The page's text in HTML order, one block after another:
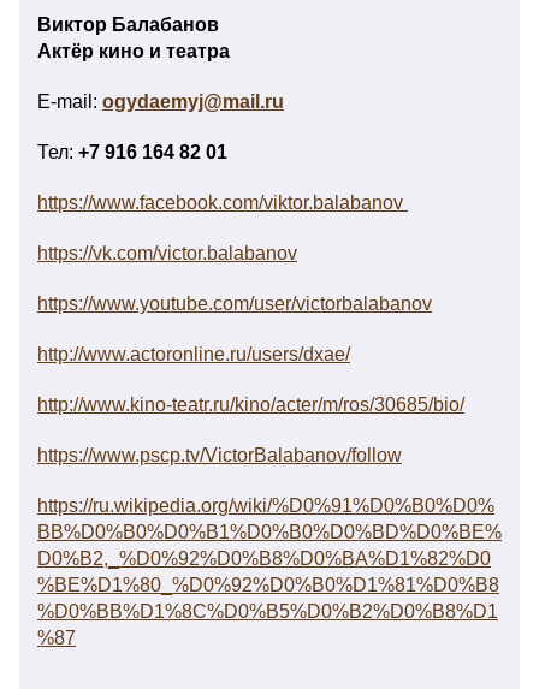
Виктор Балабанов
Актёр кино и театра
E-mail: ogydaemyj@mail.ru
Тел: +7 916 164 82 01
https://www.facebook.com/viktor.balabanov
https://vk.com/victor.balabanov
https://www.youtube.com/user/victorbalabanov
http://www.actoronline.ru/users/dxae/
http://www.kino-teatr.ru/kino/acter/m/ros/30685/bio/
https://www.pscp.tv/VictorBalabanov/follow
https://ru.wikipedia.org/wiki/%D0%91%D0%B0%D0%
BB%D0%B0%D0%B1%D0%B0%D0%BD%D0%BE%
D0%B2,_%D0%92%D0%B8%D0%BA%D1%82%D0
%BE%D1%80_%D0%92%D0%B0%D1%81%D0%B8
%D0%BB%D1%8C%D0%B5%D0%B2%D0%B8%D1
%87